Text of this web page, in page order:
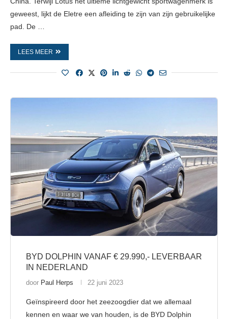
geweest, lijkt de Eletre een afleiding te zijn van zijn gebruikelijke
pad. De …
LEES MEER
BYD DOLPHIN VANAF € 29.990,- LEVERBAAR
IN NEDERLAND
door Paul Herps 22 juni 2023
Geïnspireerd door het zeezoogdier dat we allemaal
kennen en waar we van houden, is de BYD Dolphin